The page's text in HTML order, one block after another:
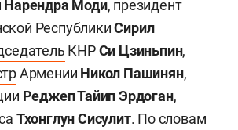
Нарендра Моди, президент
РеспубликиСирил
КНРСи Цзиньпин,
Армении Никол Пашинян,
Реджеп Тайип Эрдоган,
Тхонглун Сисулит. По словам